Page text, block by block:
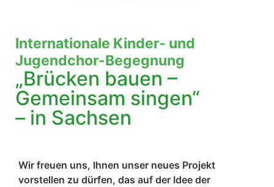
Internationale Kinder- und
Jugendchor-Begegnung
„Brücken bauen –
Gemeinsam singen“
– in Sachsen
Wir freuen uns, Ihnen unser neues Projekt
vorstellen zu dürfen, das auf der Idee der